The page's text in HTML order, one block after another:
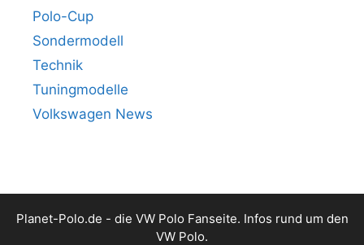
Polo-Cup
Sondermodell
Technik
Tuningmodelle
Volkswagen News
Planet-Polo.de - die VW Polo Fanseite. Infos rund um den
VW Polo.